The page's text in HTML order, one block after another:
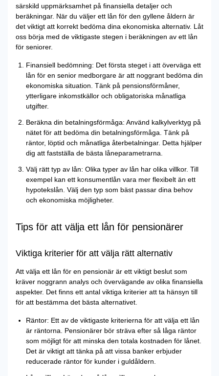
särskild uppmärksamhet på finansiella detaljer och
beräkningar. När du väljer ett lån för den gyllene åldern är
det viktigt att korrekt bedöma dina ekonomiska alternativ. Låt
oss börja med de viktigaste stegen i beräkningen av ett lån
för seniorer.
Finansiell bedömning: Det första steget i att överväga ett
lån för en senior medborgare är att noggrant bedöma din
ekonomiska situation. Tänk på pensionsförmåner,
ytterligare inkomstkällor och obligatoriska månatliga
utgifter.
Beräkna din betalningsförmåga: Använd kalkylverktyg på
nätet för att bedöma din betalningsförmåga. Tänk på
räntor, löptid och månatliga återbetalningar. Detta hjälper
dig att fastställa de bästa låneparametrarna.
Välj rätt typ av lån: Olika typer av lån har olika villkor. Till
exempel kan ett konsumentlån vara mer flexibelt än ett
hypotekslån. Välj den typ som bäst passar dina behov
och ekonomiska möjligheter.
Tips för att välja ett lån för pensionärer
Viktiga kriterier för att välja rätt alternativ
Att välja ett lån för en pensionär är ett viktigt beslut som
kräver noggrann analys och övervägande av olika finansiella
aspekter. Det finns ett antal viktiga kriterier att ta hänsyn till
för att bestämma det bästa alternativet.
Räntor: Ett av de viktigaste kriterierna för att välja ett lån
är räntorna. Pensionärer bör sträva efter så låga räntor
som möjligt för att minska den totala kostnaden för lånet.
Det är viktigt att tänka på att vissa banker erbjuder
reducerade räntor för kunder i guldåldern.